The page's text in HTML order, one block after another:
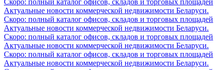
Актуальные новости коммерческой недвижимости Беларуси.
Скоро: полный каталог офисов, складов и торговых площадей
Актуальные новости коммерческой недвижимости Беларуси.
Скоро: полный каталог офисов, складов и торговых площадей
Актуальные новости коммерческой недвижимости Беларуси.
Скоро: полный каталог офисов, складов и торговых площадей
Актуальные новости коммерческой недвижимости Беларуси.